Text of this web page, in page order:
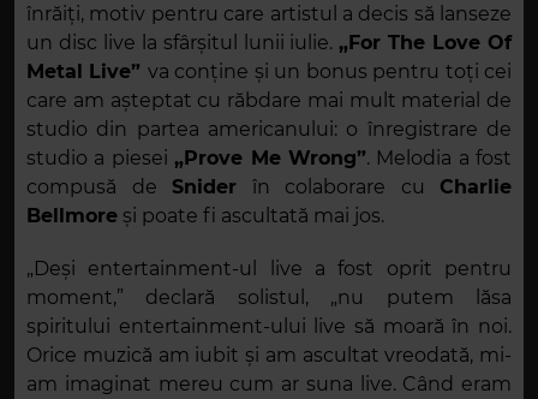
înrăiți, motiv pentru care artistul a decis să lanseze
un disc live la sfârșitul lunii iulie.„For The Love Of
Metal Live” va conține și un bonus pentru toți cei
care am așteptat cu răbdare mai mult material de
studio din partea americanului: o înregistrare de
studio a piesei„Prove Me Wrong”. Melodia a fost
compusă de Snider în colaborare cu Charlie
Bellmore și poate fi ascultată mai jos.
„Deși entertainment-ul live a fost oprit pentru
moment,” declară solistul, „nu putem lăsa
spiritului entertainment-ului live să moară în noi.
Orice muzică am iubit și am ascultat vreodată, mi-
am imaginat mereu cum ar suna live. Când eram